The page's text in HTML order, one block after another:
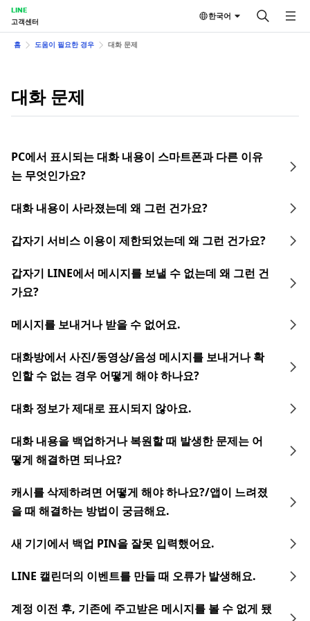
LINE
고객센터
한국어
홈 도움이 필요한 경우 대화 문제
대화 문제
PC에서 표시되는 대화 내용이 스마트폰과 다른 이유
는 무엇인가요?
대화 내용이 사라졌는데 왜 그런 건가요?
갑자기 서비스 이용이 제한되었는데 왜 그런 건가요?
갑자기 LINE에서 메시지를 보낼 수 없는데 왜 그런 건
가요?
메시지를 보내거나 받을 수 없어요.
대화방에서 사진/동영상/음성 메시지를 보내거나 확
인할 수 없는 경우 어떻게 해야 하나요?
대화 정보가 제대로 표시되지 않아요.
대화 내용을 백업하거나 복원할 때 발생한 문제는 어
떻게 해결하면 되나요?
캐시를 삭제하려면 어떻게 해야 하나요?/앱이 느려졌
을 때 해결하는 방법이 궁금해요.
새 기기에서 백업 PIN을 잘못 입력했어요.
LINE 캘린더의 이벤트를 만들 때 오류가 발생해요.
계정 이전 후, 기존에 주고받은 메시지를 볼 수 없게 됐